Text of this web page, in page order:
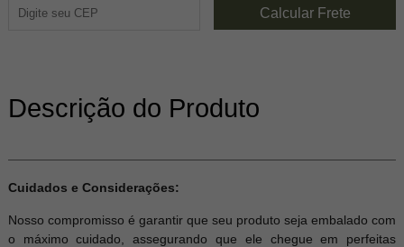
Descrição do Produto
Cuidados e Considerações:
Nosso compromisso é garantir que seu produto seja embalado com
o máximo cuidado, assegurando que ele chegue em perfeitas